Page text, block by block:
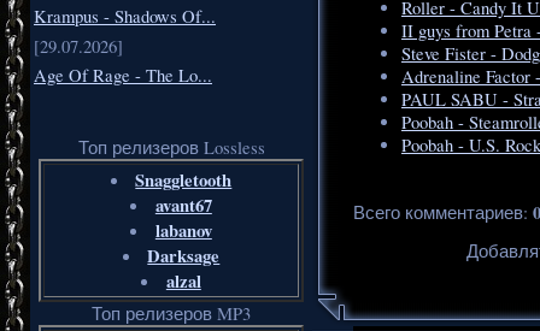
Krampus - Shadows Of...
[29.07.2026]
Age Of Rage - The Lo...
Топ релизеров Lossless
Snaggletooth
avant67
labanov
Darksage
alzal
Топ релизеров MP3
Roller - Candy It
II guys from Petra
Steve Fister -
Adrenaline Factor
PAUL SABU -
Poobah -
Poobah - U.S.
Всего комментариев: 0